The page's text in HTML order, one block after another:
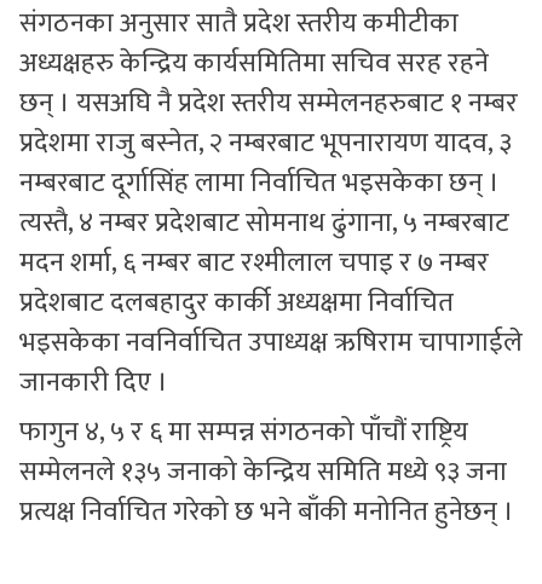
संगठनका अनुसार सातै प्रदेश स्तरीय कमीटीका
अध्यक्षहरु केन्द्रिय कार्यसमितिमा सचिव सरह रहने
छन् । यसअघि नै प्रदेश स्तरीय सम्मेलनहरुबाट १ नम्बर
प्रदेशमा राजु बस्नेत, २ नम्बरबाट भूपनारायण यादव, ३
नम्बरबाट दूर्गासिंह लामा निर्वाचित भइसकेका छन् ।
त्यस्तै, ४ नम्बर प्रदेशबाट सोमनाथ ढुंगाना, ५ नम्बरबाट
मदन शर्मा, ६ नम्बर बाट रश्मीलाल चपाइ र ७ नम्बर
प्रदेशबाट दलबहादुर कार्की अध्यक्षमा निर्वाचित
भइसकेका नवनिर्वाचित उपाध्यक्ष ऋषिराम चापागाईले
जानकारी दिए ।
फागुन ४, ५ र ६ मा सम्पन्न संगठनको पाँचौं राष्ट्रिय
सम्मेलनले १३५ जनाको केन्द्रिय समिति मध्ये ९३ जना
प्रत्यक्ष निर्वाचित गरेको छ भने बाँकी मनोनित हुनेछन् ।